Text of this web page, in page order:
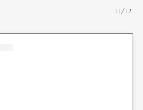
11/12